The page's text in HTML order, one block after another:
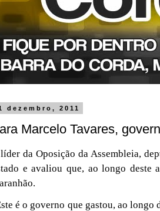
dezembro, 2011
Marcelo Tavares,
da Oposição da Assembleia,
e avaliou que, ao longo deste
é o governo que gastou, ao longo